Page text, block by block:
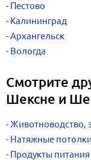
Пестово
Калининград
Архангельск
Вологда
Смотрите
Шексне и
Животноводство,
Натяжные потолки
Продукты